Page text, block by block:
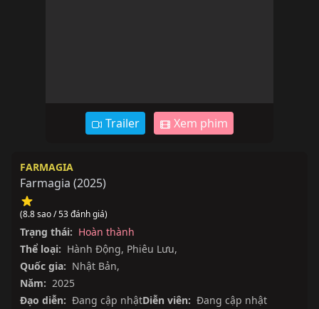
Trailer Xem phim
FARMAGIA
Farmagia (2025)
(8.8 sao / 53 đánh giá)
Trạng thái: Hoàn thành
Thể loại: Hành Động, Phiêu Lưu,
Quốc gia: Nhật Bản,
Năm: 2025
Đạo diễn: Đang cập nhậtDiễn viên: Đang cập nhật